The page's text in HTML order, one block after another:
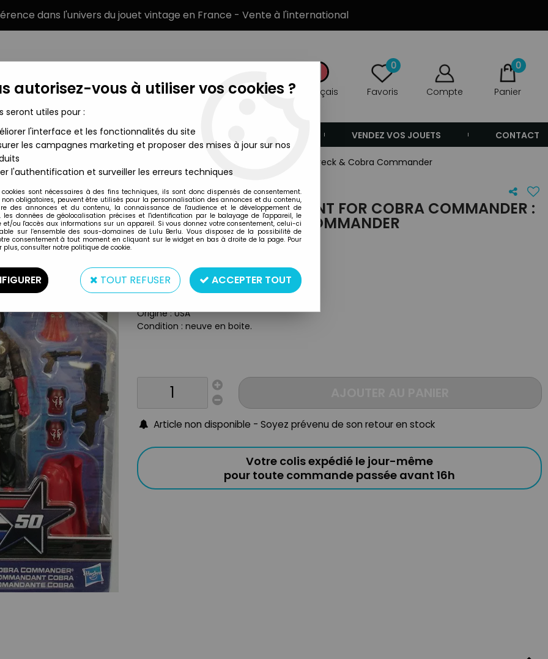
dans l'univers du jouet vintage en France - Vente à l'international
Français
0
Favoris Compte
0
Panier
MARQUES TYPE DE PRODUIT VENDEZ VOS JOUETS CONTACT
Multi-Packs G.I.JOE 50th - 2015 - Hunt for Cobra Commander : Shipwreck & Cobra Commander
Hasbro
G.I.JOE 50TH - 2015 - HUNT FOR COBRA COMMANDER :
SHIPWRECK & COBRA COMMANDER
Type : figurines articulées
Matière : plastique
Origine : USA
Condition : neuve en boite.
Article non disponible - Soyez prévenu de son retour en stock
Votre colis expédié le jour-même
pour toute commande passée avant 16h
autorisez-vous à utiliser vos cookies ?
seront utiles pour :
l'interface et les fonctionnalités du site
les campagnes marketing et proposer des mises à jour sur nos
l'authentification et surveiller les erreurs techniques
cookies sont nécessaires à des fins techniques, ils sont donc dispensés de consentement.
non obligatoires, peuvent être utilisés pour la personnalisation des annonces et du contenu,
des annonces et du contenu, la connaissance de l'audience et le développement de
les données de géolocalisation précises et l'identification par le balayage de l'appareil, le
et/ou l'accès aux informations sur un appareil. Si vous donnez votre consentement, celui-ci
sur l’ensemble des sous-domaines de Lulu Berlu. Vous disposez de la possibilité de
consentement à tout moment en cliquant sur le widget en bas à droite de la page. Pour
plus, consulter notre politique de cookie.
TOUT REFUSER ACCEPTER TOUT